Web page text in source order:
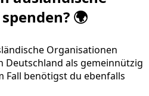
🌍
Organisationen
Deutschland als gemeinnützig
Fall benötigst du ebenfalls